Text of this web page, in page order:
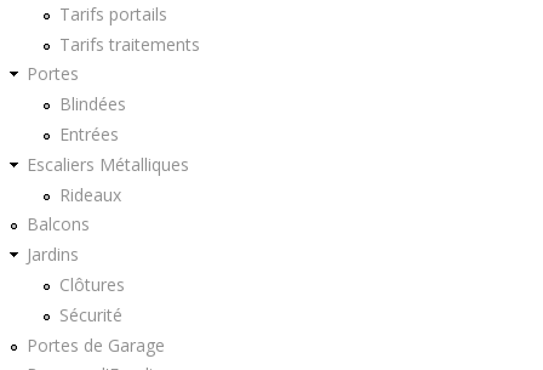
Tarifs portails
Tarifs traitements
Portes
Blindées
Entrées
Escaliers Métalliques
Rideaux
Balcons
Jardins
Clôtures
Sécurité
Portes de Garage